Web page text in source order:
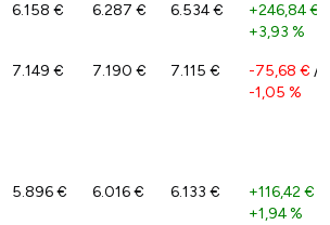
6.158 € 6.287 € 6.534 € +246,84 €
+3,93 %
7.149 € 7.190 € 7.115 € -75,68 € /
-1,05 %
5.896 € 6.016 € 6.133 € +116,42 €
+1,94 %